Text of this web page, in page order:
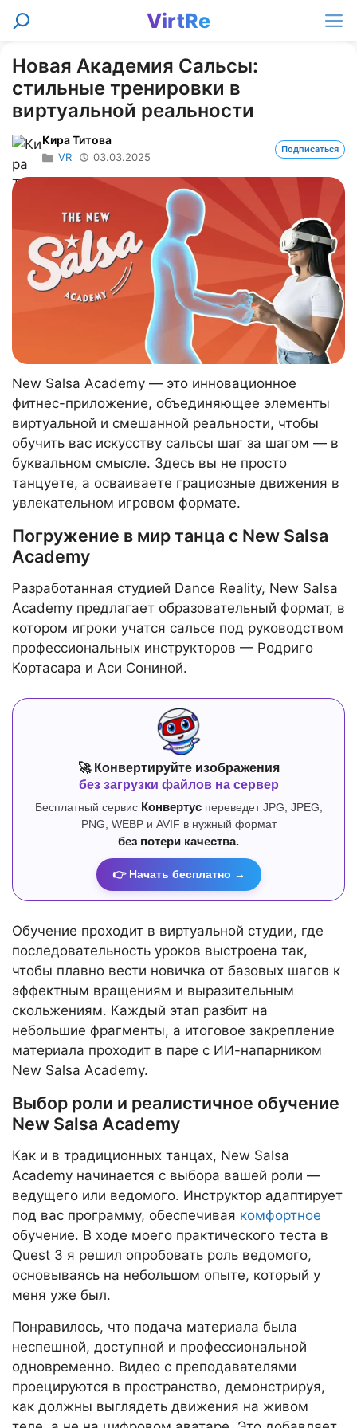
Перейти
VirtRe
Поиск
Новая Академия Сальсы:
стильные тренировки в
виртуальной реальности
Кира Титова
VR 03.03.2025
Подписаться
New Salsa Academy — это инновационное
фитнес-приложение, объединяющее элементы
виртуальной и смешанной реальности, чтобы
обучить вас искусству сальсы шаг за шагом — в
буквальном смысле. Здесь вы не просто
танцуете, а осваиваете грациозные движения в
увлекательном игровом формате.
Погружение в мир танца с New Salsa
Academy
Разработанная студией Dance Reality, New Salsa
Academy предлагает образовательный формат, в
котором игроки учатся сальсе под руководством
профессиональных инструкторов — Родриго
Кортасара и Аси Сониной.
🚀 Конвертируйте изображения
без загрузки файлов на сервер
Бесплатный сервис Конвертуспереведет JPG, JPEG,
PNG, WEBP и AVIF в нужный формат
без потери качества.
👉 Начать бесплатно →
Обучение проходит в виртуальной студии, где
последовательность уроков выстроена так,
чтобы плавно вести новичка от базовых шагов к
эффектным вращениям и выразительным
скольжениям. Каждый этап разбит на
небольшие фрагменты, а итоговое закрепление
материала проходит в паре с ИИ-напарником
New Salsa Academy.
Выбор роли и реалистичное обучение
New Salsa Academy
Как и в традиционных танцах, New Salsa
Academy начинается с выбора вашей роли —
ведущего или ведомого. Инструктор адаптирует
под вас программу, обеспечивая комфортное
обучение. В ходе моего практического теста в
Quest 3 я решил опробовать роль ведомого,
основываясь на небольшом опыте, который у
меня уже был.
Понравилось, что подача материала была
неспешной, доступной и профессиональной
одновременно. Видео с преподавателями
проецируются в пространство, демонстрируя,
как должны выглядеть движения на живом